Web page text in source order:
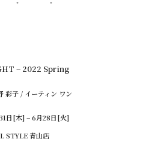
– 2022 Spring
彩子 / イーティン ワン
日[木] – 6月28日[火]
STYLE 青山店